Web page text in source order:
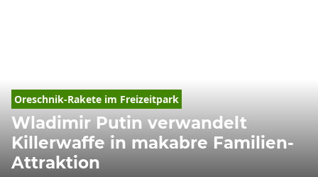
Oreschnik-Rakete im Freizeitpark
Wladimir Putin verwandelt
Killerwaffe in makabre Familien-
Attraktion